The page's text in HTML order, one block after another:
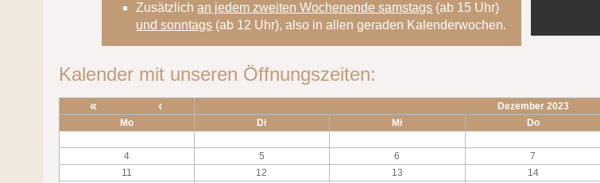
Zusätzlichan jedem zweiten Wochenende samstags (ab 15 Uhr)
und sonntags (ab 12 Uhr), also in allen geraden Kalenderwochen.
Kalender mit unseren Öffnungszeiten:
« ‹ Dezember 2023
Mo Di Mi Do
4
5 6 7
11
12 13 14